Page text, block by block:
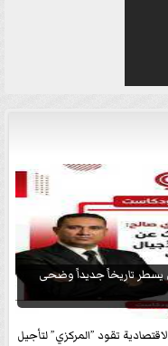
تاريخاً جديداً وضحى
تقود ”المركزي” لتأجيل